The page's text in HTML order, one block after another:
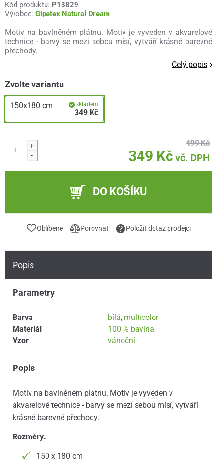
Kód produktu: P18829
Výrobce: Gipetex Natural Dream
Motiv na bavlněném plátnu. Motiv je vyveden v akvarelové
technice - barvy se mezi sebou mísí, vytváří krásné barevné
přechody.
Celý popis
Zvolte variantu
150x180 cm skladem
349 Kč
+
-
499 Kč
349 Kč vč. DPH
DO KOŠÍKU
Oblíbené Porovnat Položit dotaz prodejci
Popis
Parametry
Barva bílá, multicolor
Materiál
100 % bavlna
Vzor
vánoční
Popis
Motiv na bavlněném plátnu. Motiv je vyveden v
akvarelové technice - barvy se mezi sebou mísí, vytváří
krásné barevné přechody.
Rozměry:
150 x 180 cm